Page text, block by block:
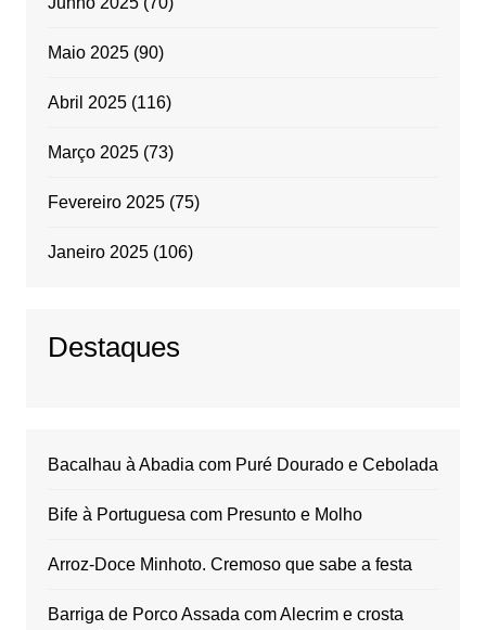
Maio 2025(90)
Abril 2025(116)
Março 2025(73)
Fevereiro 2025(75)
Janeiro 2025(106)
Destaques
Bacalhau à Abadia com Puré Dourado e Cebolada
Bife à Portuguesa com Presunto e Molho
Arroz-Doce Minhoto. Cremoso que sabe a festa
Barriga de Porco Assada com Alecrim e crosta